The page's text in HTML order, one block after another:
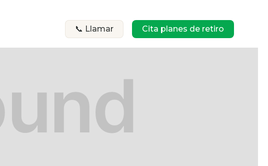
📞 Llamar Cita planes de retiro